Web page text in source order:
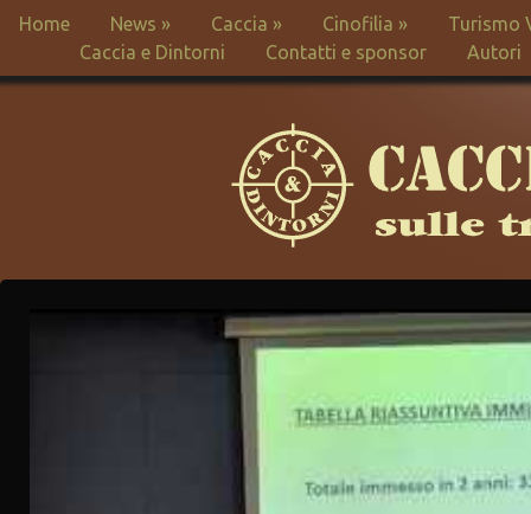
Home News » Caccia » Cinofilia »
Turismo
Caccia e Dintorni
Contatti e sponsor Autori